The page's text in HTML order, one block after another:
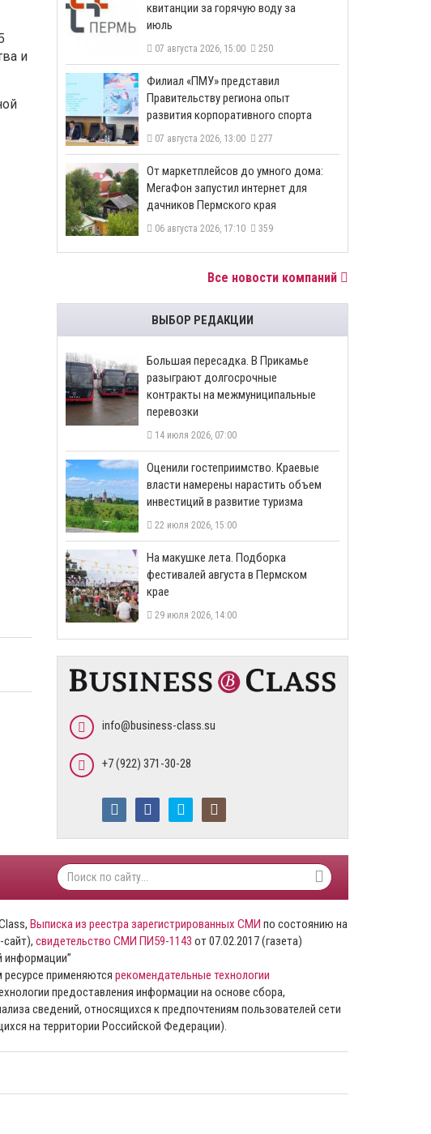
и
квитанции за горячую воду за
июль
07 августа 2026, 15:00 250
​Филиал «ПМУ» представил
Правительству региона опыт
развития корпоративного спорта
07 августа 2026, 13:00 277
От маркетплейсов до умного дома:
МегаФон запустил интернет для
дачников Пермского края
06 августа 2026, 17:10 359
Все новости компаний
ВЫБОР РЕДАКЦИИ
Большая пересадка. В Прикамье
разыграют долгосрочные
контракты на межмуниципальные
перевозки
14 июля 2026, 07:00
Оценили гостеприимство. Краевые
власти намерены нарастить объем
инвестиций в развитие туризма
22 июля 2026, 15:00
На макушке лета. Подборка
фестивалей августа в Пермском
крае
29 июля 2026, 14:00
info@business-class.su
+7 (922) 371-30-28
Выписка из реестра зарегистрированных СМИ по состоянию на
сайт), свидетельство СМИ ПИ59-1143 от 07.02.2017 (газета)
информации”
применяются рекомендательные технологии
предоставления информации на основе сбора,
сведений, относящихся к предпочтениям пользователей сети
на территории Российской Федерации).